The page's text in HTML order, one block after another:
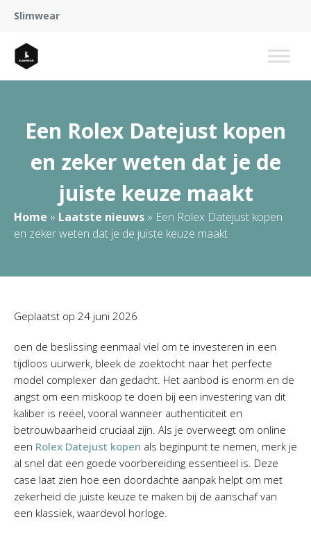
Slimwear
Een Rolex Datejust kopen
en zeker weten dat je de
juiste keuze maakt
Home » Laatste nieuws » Een Rolex Datejust kopen
en zeker weten dat je de juiste keuze maakt
Geplaatst op 24 juni 2026
oen de beslissing eenmaal viel om te investeren in een
tijdloos uurwerk, bleek de zoektocht naar het perfecte
model complexer dan gedacht. Het aanbod is enorm en de
angst om een miskoop te doen bij een investering van dit
kaliber is reëel, vooral wanneer authenticiteit en
betrouwbaarheid cruciaal zijn. Als je overweegt om online
een Rolex Datejust kopen als beginpunt te nemen, merk je
al snel dat een goede voorbereiding essentieel is. Deze
case laat zien hoe een doordachte aanpak helpt om met
zekerheid de juiste keuze te maken bij de aanschaf van
een klassiek, waardevol horloge.